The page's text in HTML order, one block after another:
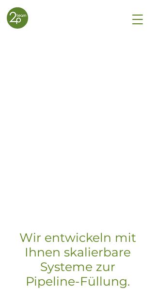
Wir entwickeln mit
Ihnen skalierbare
Systeme zur
Pipeline-Füllung.